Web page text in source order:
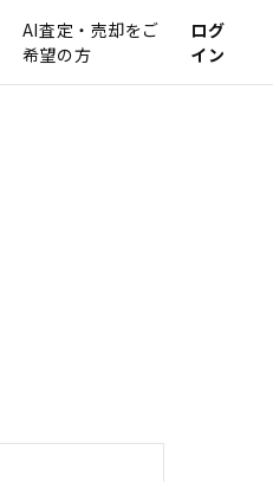
AI査定・売却をご
希望の方
ログ
イン